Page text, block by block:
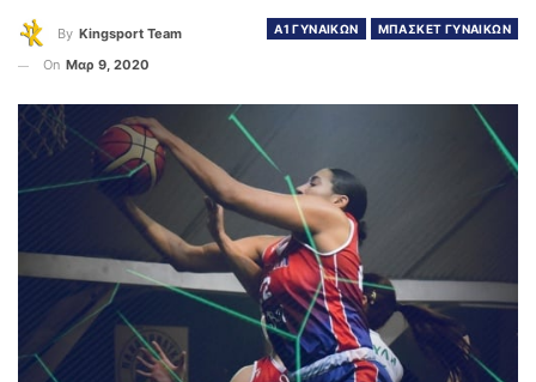
Α1 ΓΥΝΑΙΚΩΝ ΜΠΑΣΚΕΤ ΓΥΝΑΙΚΩΝ
By Kingsport Team
On Μαρ 9, 2020